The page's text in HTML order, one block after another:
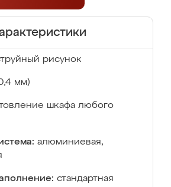
рисунок
мм)
шкафа любого
алюминиевая,
стандартная